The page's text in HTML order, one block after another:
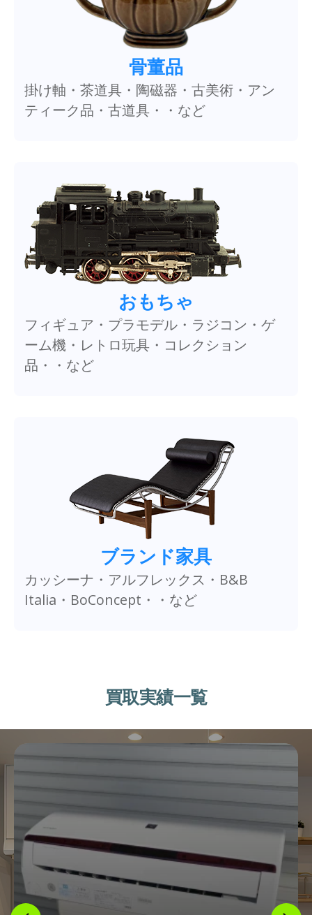
骨董品
掛け軸・茶道具・陶磁器・古美術・アン
ティーク品・古道具・・など
おもちゃ
フィギュア・プラモデル・ラジコン・ゲ
ーム機・レトロ玩具・コレクション
品・・など
ブランド家具
カッシーナ・アルフレックス・B&B
Italia・BoConcept・・など
買取実績一覧